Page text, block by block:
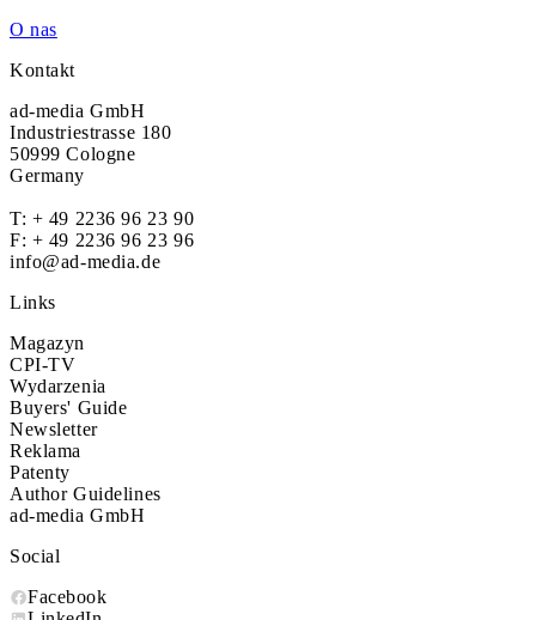
O nas
Kontakt
ad-media GmbH
Industriestrasse 180
50999 Cologne
Germany
T: + 49 2236 96 23 90
F: + 49 2236 96 23 96
info@ad-media.de
Links
Magazyn
CPI-TV
Wydarzenia
Buyers' Guide
Newsletter
Reklama
Patenty
Author Guidelines
ad-media GmbH
Social
Facebook